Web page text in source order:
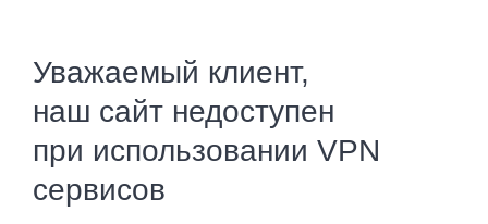
Уважаемый клиент,
наш сайт недоступен
при использовании VPN
сервисов